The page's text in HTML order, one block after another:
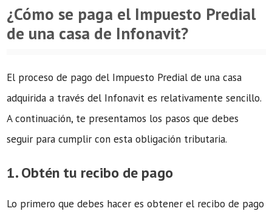
¿Cómo se paga el Impuesto Predial
de una casa de Infonavit?
El proceso de pago del Impuesto Predial de una casa
adquirida a través del Infonavit es relativamente sencillo.
A continuación, te presentamos los pasos que debes
seguir para cumplir con esta obligación tributaria.
1. Obtén tu recibo de pago
Lo primero que debes hacer es obtener el recibo de pago